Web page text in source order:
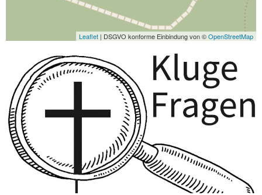
Leaflet | DSGVO konforme Einbindung von ©OpenStreetMap